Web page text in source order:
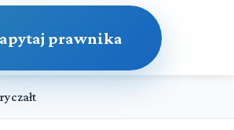
prawnika